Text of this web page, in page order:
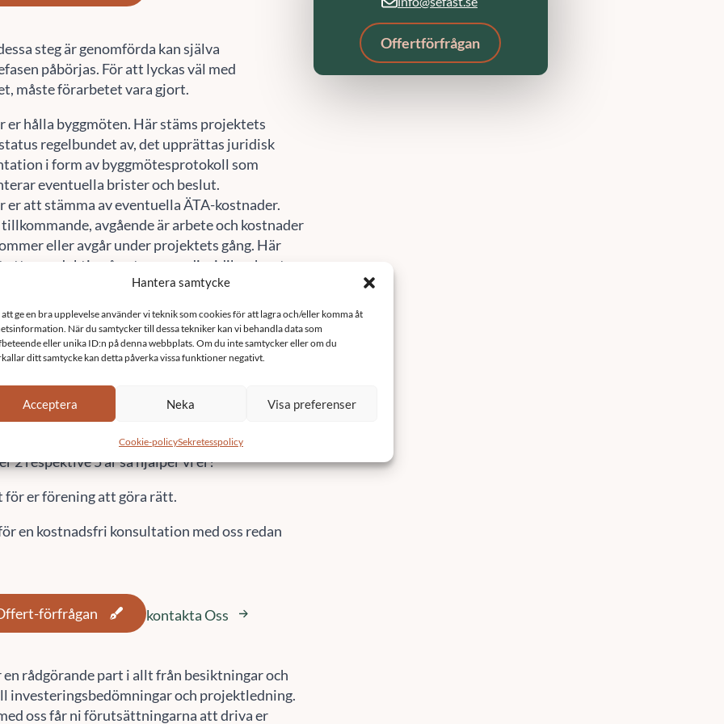
Hantera samtycke
ge en bra upplevelse använder vi teknik som cookies för att lagra och/eller komma åt
När du samtycker till dessa tekniker kan vi behandla data som
eller unika ID:n på denna webbplats. Om du inte samtycker eller om du
ditt samtycke kan detta påverka vissa funktioner negativt.
Acceptera Neka Visa preferenser
Cookie-policySekretesspolicy
steg är genomförda kan själva
påbörjas. För att lyckas väl med
måste förarbetet vara gjort.
er hålla byggmöten. Här stäms projektets
regelbundet av, det upprättas juridisk
i form av byggmötesprotokoll som
eventuella brister och beslut.
er att stämma av eventuella ÄTA-kostnader.
avgående är arbete och kostnader
eller avgår under projektets gång. Här
att vara duktig på entreprenadjuridik och veta
för att ta tillvara sina rättigheter.
med besiktningar såväl under entreprenaden
av entreprenaden. Genom
så säkerställer man att allt har utförts
med god kvalité på arbetet.
har genomgått en godkänd slutbesiktning
Den är vanligtvis 5 år. Under denna tid finns
er som förening, när garantibesiktningarna
2 respektive 5 år så hjälper vi er!
för er förening att göra rätt.
en kostnadsfri konsultation med oss redan
förfrågan kontakta Oss
en rådgörande part i allt från besiktningar och
investeringsbedömningar och projektledning.
oss får ni förutsättningarna att driva er
Offertförfrågan